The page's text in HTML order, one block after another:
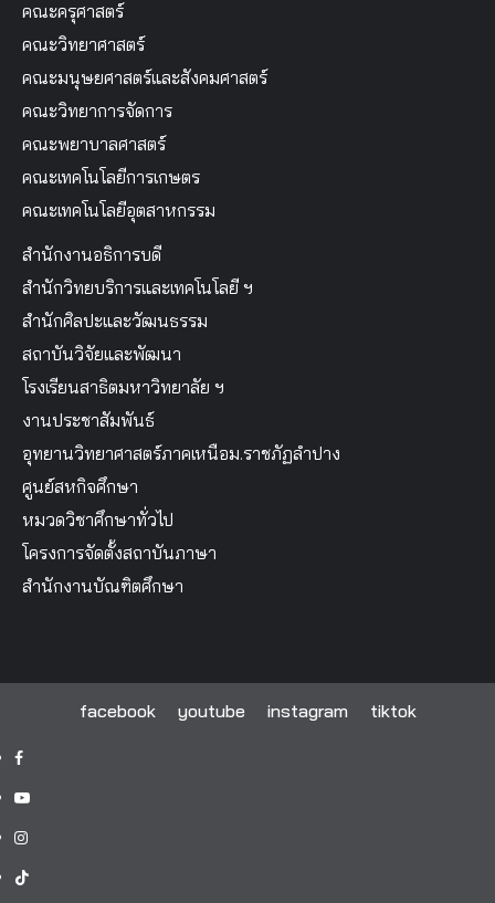
คณะครุศาสตร์
คณะวิทยาศาสตร์
คณะมนุษยศาสตร์และสังคมศาสตร์
คณะวิทยาการจัดการ
คณะพยาบาลศาสตร์
คณะเทคโนโลยีการเกษตร
คณะเทคโนโลยีอุตสาหกรรม
สำนักงานอธิการบดี
สำนักวิทยบริการและเทคโนโลยี ฯ
สำนักศิลปะและวัฒนธรรม
สถาบันวิจัยและพัฒนา
โรงเรียนสาธิตมหาวิทยาลัย ฯ
งานประชาสัมพันธ์
อุทยานวิทยาศาสตร์ภาคเหนือม.ราชภัฏลำปาง
ศูนย์สหกิจศึกษา
หมวดวิชาศึกษาทั่วไป
โครงการจัดตั้งสถาบันภาษา
สำนักงานบัณฑิตศึกษา
facebook youtube instagram tiktok
facebook
youtube
instagram
tiktok